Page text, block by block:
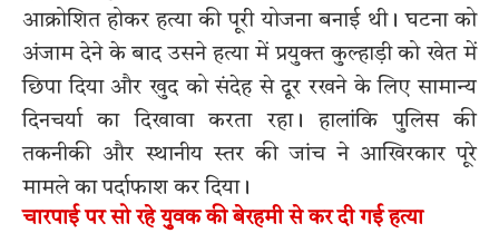
आक्रोशित होकर हत्या की पूरी योजना बनाई थी। घटना को
अंजाम देने के बाद उसने हत्या में प्रयुक्त कुल्हाड़ी को खेत में
छिपा दिया और खुद को संदेह से दूर रखने के लिए सामान्य
दिनचर्या का दिखावा करता रहा। हालांकि पुलिस की
तकनीकी और स्थानीय स्तर की जांच ने आखिरकार पूरे
मामले का पर्दाफाश कर दिया।
चारपाई पर सो रहे युवक की बेरहमी से कर दी गई हत्या